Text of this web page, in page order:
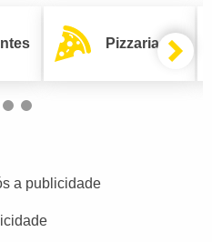
Pizzarias
a publicidade